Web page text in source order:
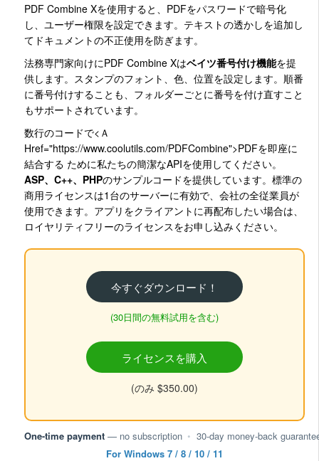
PDF Combine Xを使用すると、PDFをパスワードで暗号化
し、ユーザー権限を設定できます。テキストの透かしを追加し
てドキュメントの不正使用を防ぎます。
法務専門家向けにPDF Combine Xはベイツ番号付け機能を提
供します。スタンプのフォント、色、位置を設定します。順番
に番号付けすることも、フォルダーごとに番号を付け直すこと
もサポートされています。
数行のコードで<Ａ
Href="https://www.coolutils.com/PDFCombine">PDFを即座に
結合する ために私たちの簡潔なAPIを使用してください。
ASP、C++、PHPのサンプルコードを提供しています。標準の
商用ライセンスは1台のサーバーに有効で、会社の全従業員が
使用できます。アプリをクライアントに再配布したい場合は、
ロイヤリティフリーのライセンスをお申し込みください。
今すぐダウンロード！
(30日間の無料試用を含む)
ライセンスを購入
(のみ $350.00)
One-time payment — no subscription • 30-day money-back
For Windows 7 / 8 / 10 / 11